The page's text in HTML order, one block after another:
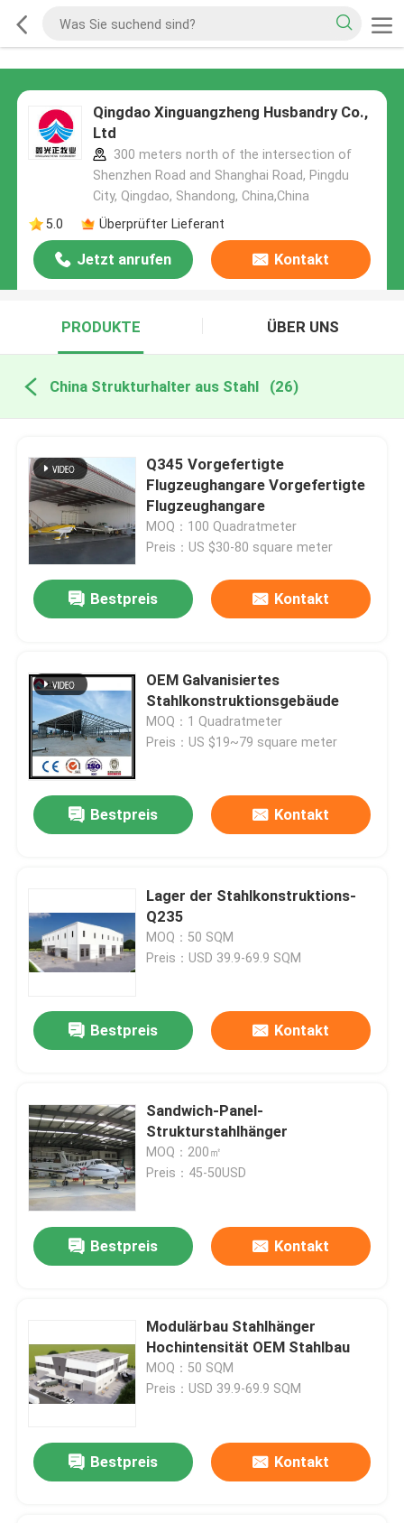
Qingdao Xinguangzheng Husbandry Co.,
Ltd
300 meters north of the intersection of
Shenzhen Road and Shanghai Road, Pingdu
City, Qingdao, Shandong, China,China
5.0
Überprüfter Lieferant
Jetzt anrufen Kontakt
PRODUKTE ÜBER UNS
China Strukturhalter aus Stahl (26)
Q345 Vorgefertigte
Flugzeughangare Vorgefertigte
Flugzeughangare
MOQ：100 Quadratmeter
Preis：US $30-80 square meter
Bestpreis Kontakt
OEM Galvanisiertes
Stahlkonstruktionsgebäude
MOQ：1 Quadratmeter
Preis：US $19~79 square meter
Bestpreis Kontakt
Lager der Stahlkonstruktions-
Q235
MOQ：50 SQM
Preis：USD 39.9-69.9 SQM
Bestpreis Kontakt
Sandwich-Panel-
Strukturstahlhänger
MOQ：200㎡
Preis：45-50USD
Bestpreis Kontakt
Modulärbau Stahlhänger
Hochintensität OEM Stahlbau
MOQ：50 SQM
Preis：USD 39.9-69.9 SQM
Bestpreis Kontakt